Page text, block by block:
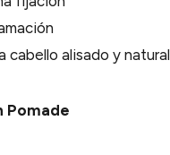
cabello alisado y natural
Pomade